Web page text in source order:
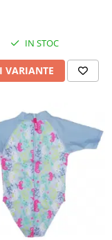
IN STOC
VARIANTE